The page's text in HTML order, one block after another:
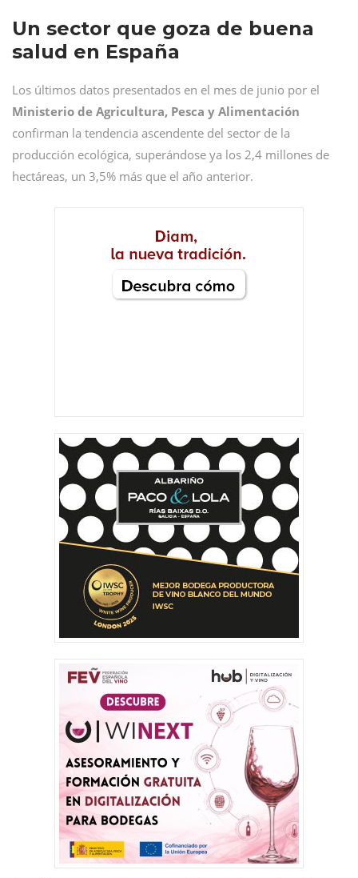
Un sector que goza de buena
salud en España
Los últimos datos presentados en el mes de junio por el
Ministerio de Agricultura, Pesca y Alimentación
confirman la tendencia ascendente del sector de la
producción ecológica, superándose ya los 2,4 millones de
hectáreas, un 3,5% más que el año anterior.